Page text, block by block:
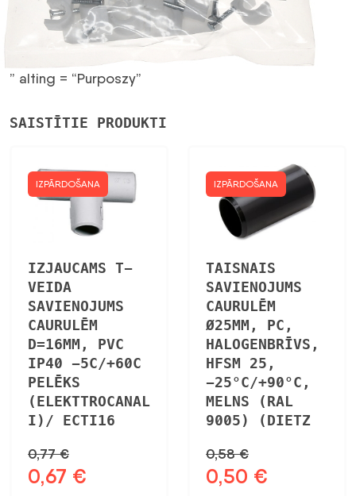
” alting = “Purposzy”
SAISTĪTIE PRODUKTI
IZPĀRDOŠANA
IZJAUCAMS T-
VEIDA
SAVIENOJUMS
CAURULĒM
D=16MM, PVC
IP40 -5C/+60C
PELĒKS
(ELEKTTROCANAL
I)/ ECTI16
0,77€
Sākotnējā
0,67 €
IZPĀRDOŠANA
TAISNAIS
SAVIENOJUMS
CAURULĒM
Ø25MM, PC,
HALOGENBRĪVS,
HFSM 25,
-25°C/+90°C,
MELNS (RAL
9005) (DIETZ
0,58€
Sākotnējā
0,50 €